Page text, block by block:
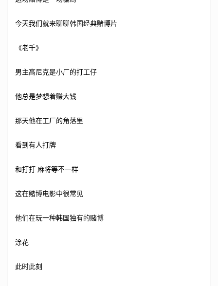
今天我们就来聊聊韩国经典赌博片
《老千》
男主高尼克是小厂的打工仔
他总是梦想着赚大钱
那天他在工厂的角落里
看到有人打牌
和打打 麻将等不一样
这在赌博电影中很常见
他们在玩一种韩国独有的赌博
涂花
此时此刻